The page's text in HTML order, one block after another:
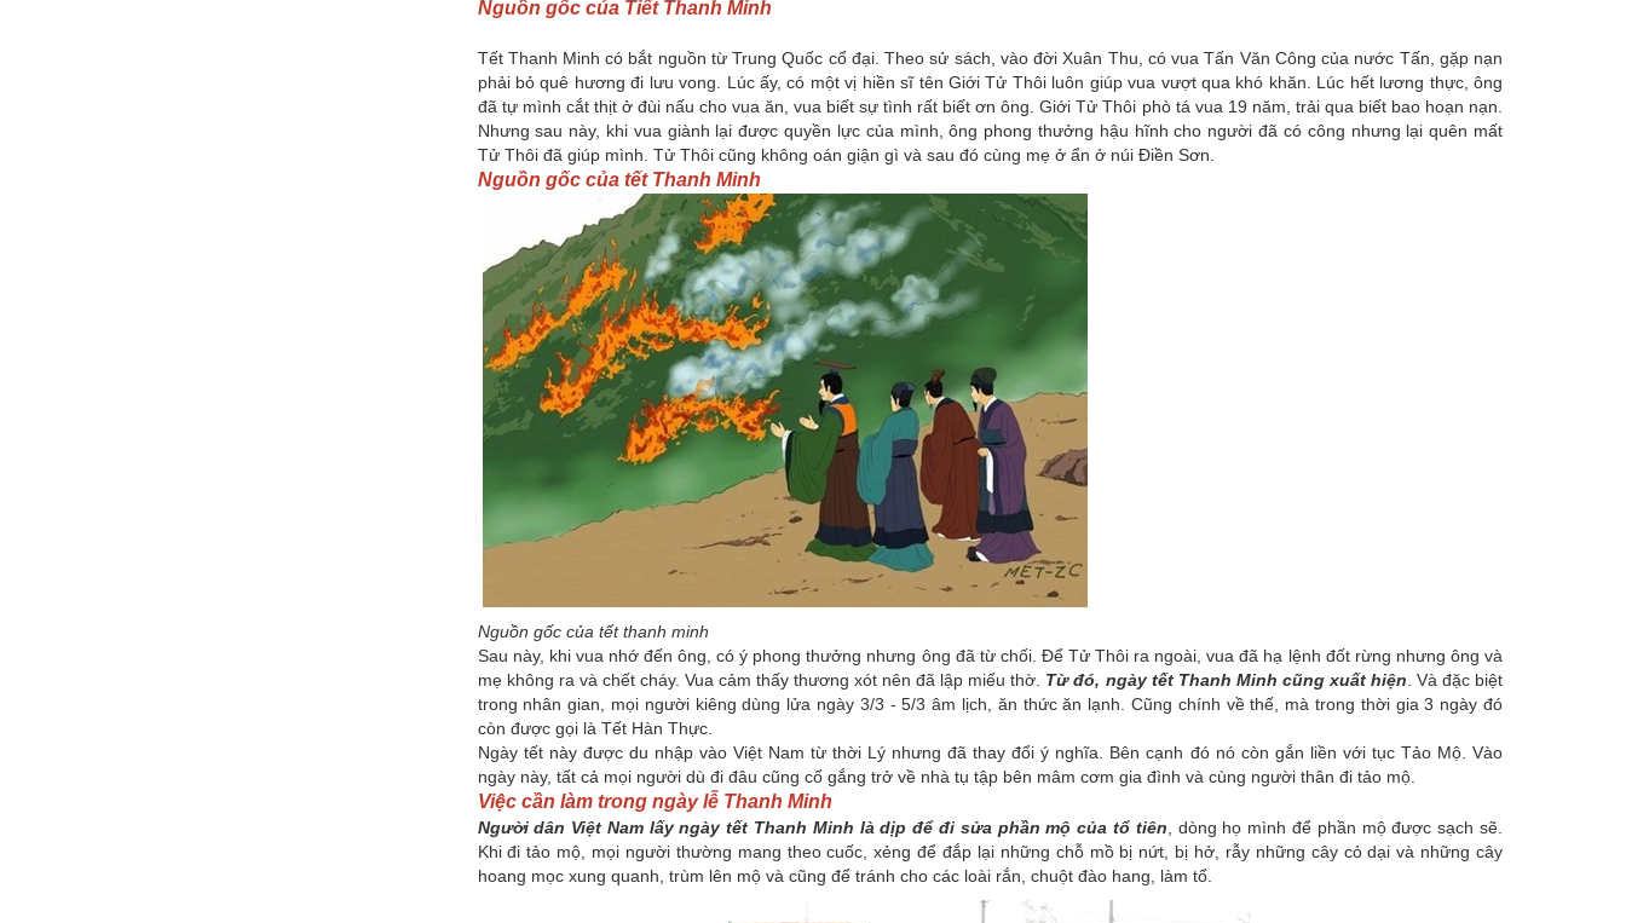
Nguồn gốc của Tiết Thanh Minh
Tết Thanh Minh có bắt nguồn từ Trung Quốc cổ đại. Theo sử sách, vào đời Xuân Thu, có vua Tấn Văn Công của nước Tấn, gặp nạn
phải bỏ quê hương đi lưu vong. Lúc ấy, có một vị hiền sĩ tên Giới Tử Thôi luôn giúp vua vượt qua khó khăn. Lúc hết lương thực, ông
đã tự mình cắt thịt ở đùi nấu cho vua ăn, vua biết sự tình rất biết ơn ông. Giới Tử Thôi phò tá vua 19 năm, trải qua biết bao hoạn nạn.
Nhưng sau này, khi vua giành lại được quyền lực của mình, ông phong thưởng hậu hĩnh cho người đã có công nhưng lại quên mất
Tử Thôi đã giúp mình. Tử Thôi cũng không oán giận gì và sau đó cùng mẹ ở ẩn ở núi Điền Sơn.
Nguồn gốc của tết Thanh Minh
Nguồn gốc của tết thanh minh
Sau này, khi vua nhớ đến ông, có ý phong thưởng nhưng ông đã từ chối. Để Tử Thôi ra ngoài, vua đã hạ lệnh đốt rừng nhưng ông và
mẹ không ra và chết cháy. Vua cảm thấy thương xót nên đã lập miếu thờ. Từ đó, ngày tết Thanh Minh cũng xuất hiện . Và đặc biệt
trong nhân gian, mọi người kiêng dùng lửa ngày 3/3 - 5/3 âm lịch, ăn thức ăn lạnh. Cũng chính về thế, mà trong thời gia 3 ngày đó
còn được gọi là Tết Hàn Thực.
Ngày tết này được du nhập vào Việt Nam từ thời Lý nhưng đã thay đổi ý nghĩa. Bên cạnh đó nó còn gắn liền với tục Tảo Mộ. Vào
ngày này, tất cả mọi người dù đi đâu cũng cố gắng trở về nhà tụ tập bên mâm cơm gia đình và cùng người thân đi tảo mộ.
Việc cần làm trong ngày lễ Thanh Minh
Người dân Việt Nam lấy ngày tết Thanh Minh là dịp để đi sửa phần mộ của tổ tiên , dòng họ mình để phần mộ được sạch sẽ.
Khi đi tảo mộ, mọi người thường mang theo cuốc, xẻng để đắp lại những chỗ mồ bị nứt, bị hở, rẫy những cây cỏ dại và những cây
hoang mọc xung quanh, trùm lên mộ và cũng để tránh cho các loài rắn, chuột đào hang, làm tổ.